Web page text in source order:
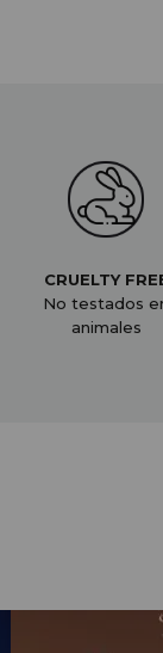
CRUELTY
No testados
animales